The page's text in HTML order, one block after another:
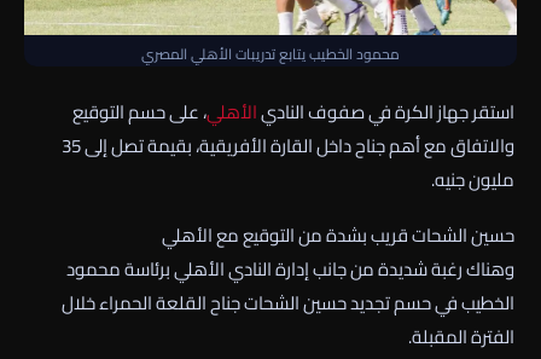
محمود الخطيب يتابع تدريبات الأهلي المصري
استقر جهاز الكرة في صفوف الناديالأهلي، على حسم التوقيع
والاتفاق مع أهم جناح داخل القارة الأفريقية، بقيمة تصل إلى 35
مليون جنيه.
حسين الشحات قريب بشدة من التوقيع مع الأهلي
وهناك رغبة شديدة من جانب إدارة النادي الأهلي برئاسة محمود
الخطيب في حسم تجديد حسين الشحات جناح القلعة الحمراء خلال
الفترة المقبلة.